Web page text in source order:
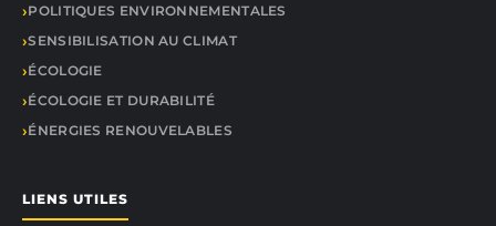
POLITIQUES ENVIRONNEMENTALES
SENSIBILISATION AU CLIMAT
ÉCOLOGIE
ÉCOLOGIE ET DURABILITÉ
ÉNERGIES RENOUVELABLES
LIENS UTILES